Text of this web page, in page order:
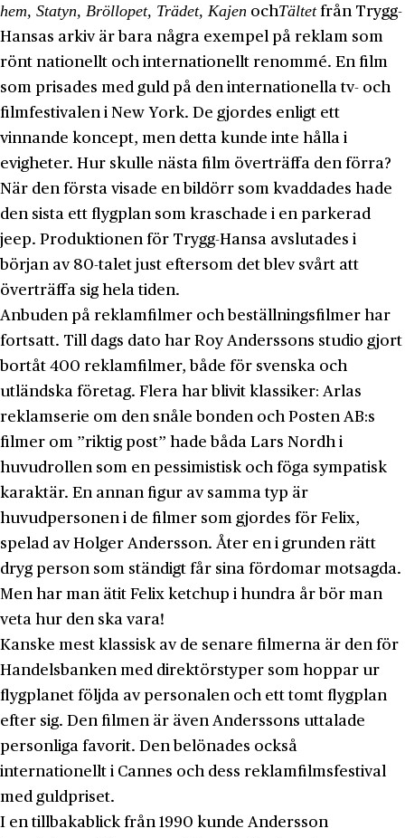
hem, Statyn, Bröllopet, Trädet, Kajen ochTältetfrån Trygg-
Hansas arkiv är bara några exempel på reklam som
rönt nationellt och internationellt renommé. En film
som prisades med guld på den internationella tv- och
filmfestivalen i New York. De gjordes enligt ett
vinnande koncept, men detta kunde inte hålla i
evigheter. Hur skulle nästa film överträffa den förra?
När den första visade en bildörr som kvaddades hade
den sista ett flygplan som kraschade i en parkerad
jeep. Produktionen för Trygg-Hansa avslutades i
början av 80-talet just eftersom det blev svårt att
överträffa sig hela tiden.
Anbuden på reklamfilmer och beställningsfilmer har
fortsatt. Till dags dato har Roy Anderssons studio gjort
bortåt 400 reklamfilmer, både för svenska och
utländska företag. Flera har blivit klassiker: Arlas
reklamserie om den snåle bonden och Posten AB:s
filmer om ”riktig post” hade båda Lars Nordh i
huvudrollen som en pessimistisk och föga sympatisk
karaktär. En annan figur av samma typ är
huvudpersonen i de filmer som gjordes för Felix,
spelad av Holger Andersson. Åter en i grunden rätt
dryg person som ständigt får sina fördomar motsagda.
Men har man ätit Felix ketchup i hundra år bör man
veta hur den ska vara!
Kanske mest klassisk av de senare filmerna är den för
Handelsbanken med direktörstyper som hoppar ur
flygplanet följda av personalen och ett tomt flygplan
efter sig. Den filmen är även Anderssons uttalade
personliga favorit. Den belönades också
internationellt i Cannes och dess reklamfilmsfestival
med guldpriset.
I en tillbakablick från 1990 kunde Andersson